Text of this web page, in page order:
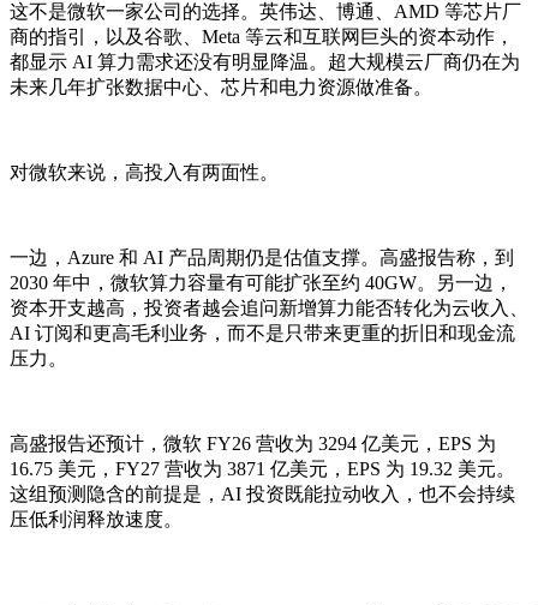
这不是微软一家公司的选择。英伟达、博通、AMD 等芯片厂
商的指引，以及谷歌、Meta 等云和互联网巨头的资本动作，
都显示 AI 算力需求还没有明显降温。超大规模云厂商仍在为
未来几年扩张数据中心、芯片和电力资源做准备。
对微软来说，高投入有两面性。
一边，Azure 和 AI 产品周期仍是估值支撑。高盛报告称，到
2030 年中，微软算力容量有可能扩张至约 40GW。另一边，
资本开支越高，投资者越会追问新增算力能否转化为云收入、
AI 订阅和更高毛利业务，而不是只带来更重的折旧和现金流
压力。
高盛报告还预计，微软 FY26 营收为 3294 亿美元，EPS 为
16.75 美元，FY27 营收为 3871 亿美元，EPS 为 19.32 美元。
这组预测隐含的前提是，AI 投资既能拉动收入，也不会持续
压低利润释放速度。